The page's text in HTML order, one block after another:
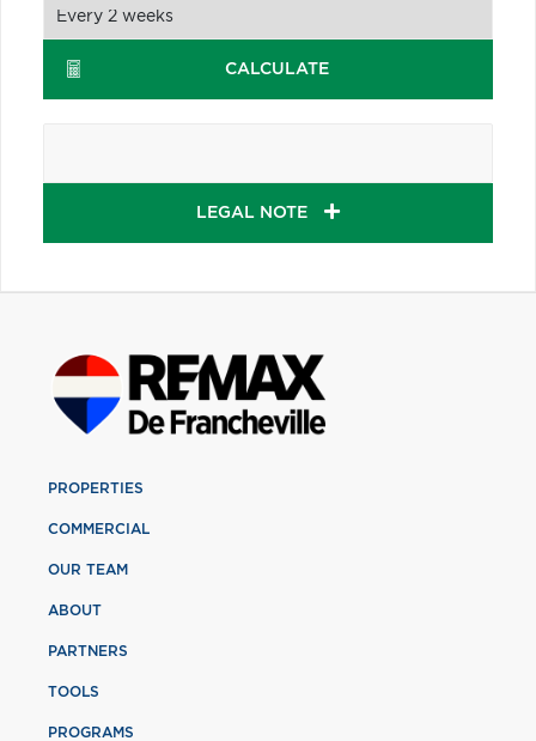
CALCULATE
LEGAL NOTE
PROPERTIES
COMMERCIAL
OUR TEAM
ABOUT
PARTNERS
TOOLS
PROGRAMS